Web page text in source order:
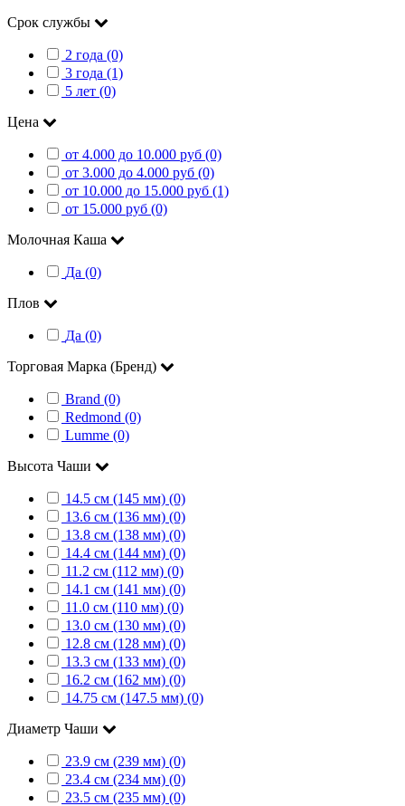
Срок службы
2 года (0)
3 года (1)
5 лет (0)
Цена
от 4.000 до 10.000 руб (0)
от 3.000 до 4.000 руб (0)
от 10.000 до 15.000 руб (1)
от 15.000 руб (0)
Молочная Каша
Да (0)
Плов
Да (0)
Торговая Марка (Бренд)
Brand (0)
Redmond (0)
Lumme (0)
Высота Чаши
14.5 см (145 мм) (0)
13.6 см (136 мм) (0)
13.8 см (138 мм) (0)
14.4 см (144 мм) (0)
11.2 см (112 мм) (0)
14.1 см (141 мм) (0)
11.0 см (110 мм) (0)
13.0 см (130 мм) (0)
12.8 см (128 мм) (0)
13.3 см (133 мм) (0)
16.2 см (162 мм) (0)
14.75 см (147.5 мм) (0)
Диаметр Чаши
23.9 см (239 мм) (0)
23.4 см (234 мм) (0)
23.5 см (235 мм) (0)